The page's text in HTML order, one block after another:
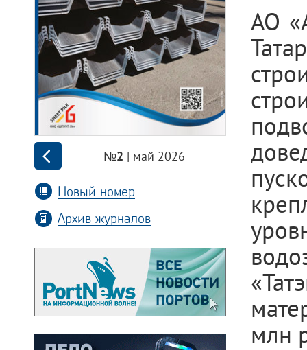
№2 | май 2026
Новый номер
Архив журналов
АО
млн